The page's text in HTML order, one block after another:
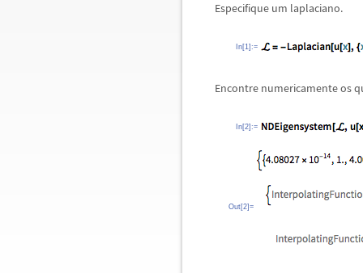
Especifique um laplaciano.
In[1]:=
Encontre numericamente os
In[2]:=
Out[2]=